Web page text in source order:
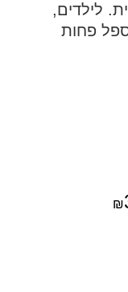
לילדים,
פחות
₪